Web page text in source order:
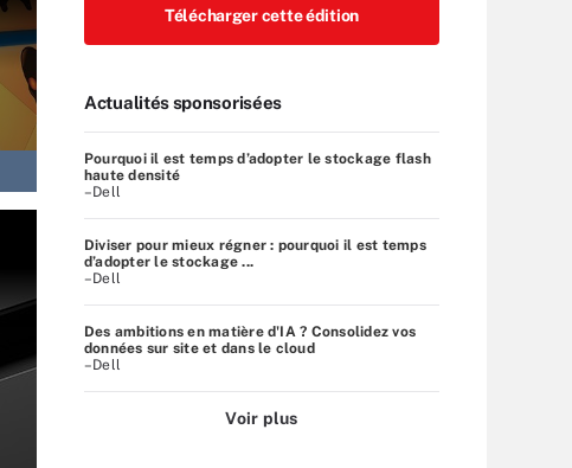
Télécharger cette édition
Actualités sponsorisées
Pourquoi il est temps d’adopter le stockage flash
haute densité
–Dell
Diviser pour mieux régner : pourquoi il est temps
d’adopter le stockage ...
–Dell
Des ambitions en matière d'IA ? Consolidez vos
données sur site et dans le cloud
–Dell
Voir plus